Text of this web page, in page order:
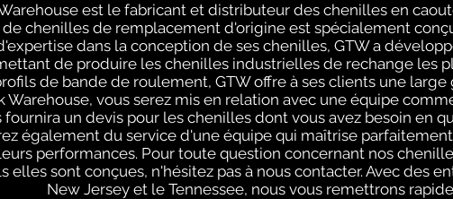
est le fabricant et distributeur des chenilles en
chenilles de remplacement d'origine est spécialement
dans la conception de ses chenilles, GTW a
de produire les chenilles industrielles de rechange les
de bande de roulement, GTW offre à ses clients une
Warehouse, vous serez mis en relation avec une équipe
fournira un devis pour les chenilles dont vous avez besoin en
également du service d'une équipe qui maîtrise
performances. Pour toute question concernant nos
elles sont conçues, n'hésitez pas à nous contacter. Avec des
New Jersey et le Tennessee, nous vous remettrons